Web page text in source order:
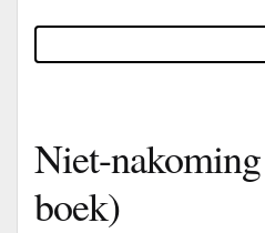
Niet-
boek)